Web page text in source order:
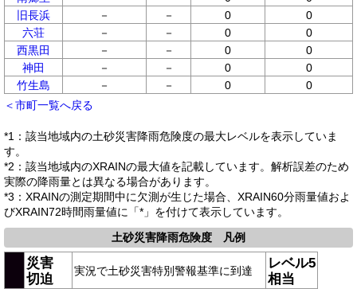
旧長浜
－ － 0
0
六荘
－ － 0
0
西黒田
－ － 0
0
神田
－ － 0
0
竹生島
－ － 0
0
＜市町一覧へ戻る
*1：該当地域内の土砂災害降雨危険度の最大レベルを表示していま
す。
*2：該当地域内のXRAINの最大値を記載しています。解析誤差のため
実際の降雨量とは異なる場合があります。
*3：XRAINの測定期間中に欠測が生じた場合、XRAIN60分雨量値およ
びXRAIN72時間雨量値に「*」を付けて表示しています。
土砂災害降雨危険度 凡例
災害
切迫
実況で土砂災害特別警報基準に到達
レベル5
相当